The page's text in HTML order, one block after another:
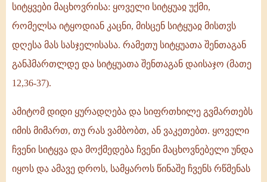
სიტყვები მაცხოვრისა: ყოველი სიტყუაჲ უქმი,
რომელსა იტყოდიან კაცნი, მისცენ სიტყუაჲ მისთჳს
დღესა მას სასჯელისასა. რამეთუ სიტყუათა შენთაგან
განჰმართლდე და სიტყუათა შენთაგან დაისაჯო (მათე
12,36-37).
ამიტომ დიდი ყურადღება და სიფრთხილე გვმართებს
იმის მიმართ, თუ რას ვამბობთ, ან ვაკეთებთ. ყოველი
ჩვენი სიტყვა და მოქმედება ჩვენი მაცხოვნებელი უნდა
იყოს და ამავე დროს, სამყაროს წინაშე ჩვენს რწმენას